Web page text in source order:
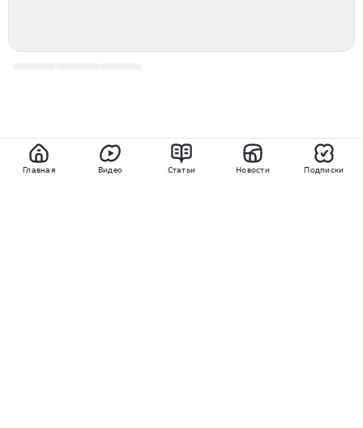
Главная Видео Статьи Новости Подписки